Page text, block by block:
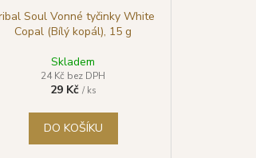
Soul Vonné tyčinky White
Copal (Bílý kopál), 15 g
Skladem
24 Kč bez DPH
29 Kč/ ks
DO KOŠÍKU